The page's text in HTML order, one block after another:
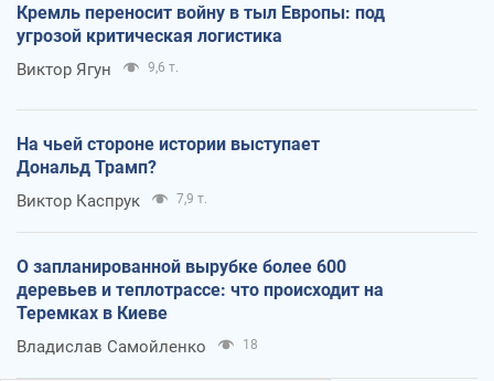
Кремль переносит войну в тыл Европы: под
угрозой критическая логистика
Виктор Ягун 9,6 т.
На чьей стороне истории выступает
Дональд Трамп?
Виктор Каспрук 7,9 т.
О запланированной вырубке более 600
деревьев и теплотрассе: что происходит на
Теремках в Киеве
Владислав Самойленко 18